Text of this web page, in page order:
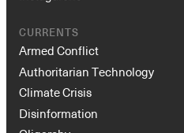
CURRENTS
Armed Conflict
Authoritarian Technology
Climate Crisis
Disinformation